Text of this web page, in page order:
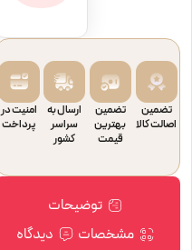
تضمین
اصالت کالا
تضمین
بهترین
قیمت
ارسال به
سراسر
کشور
امنیت در
پرداخت
توضیحات
مشخصات
دیدگاه